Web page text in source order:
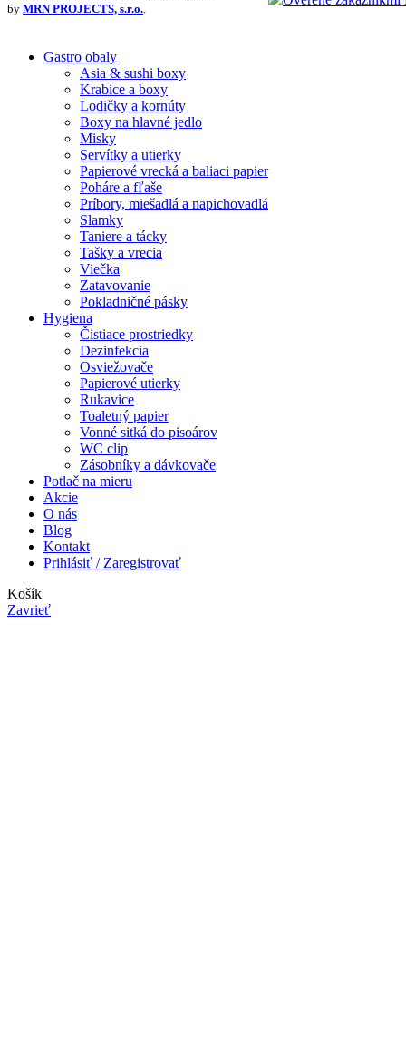
by MRN PROJECTS, s.r.o..
Gastro obaly
Asia & sushi boxy
Krabice a boxy
Lodičky a kornúty
Boxy na hlavné jedlo
Misky
Servítky a utierky
Papierové vrecká a baliaci papier
Poháre a fľaše
Príbory, miešadlá a napichovadlá
Slamky
Taniere a tácky
Tašky a vrecia
Viečka
Zatavovanie
Pokladničné pásky
Hygiena
Čistiace prostriedky
Dezinfekcia
Osviežovače
Papierové utierky
Rukavice
Toaletný papier
Vonné sitká do pisoárov
WC clip
Zásobníky a dávkovače
Potlač na mieru
Akcie
O nás
Blog
Kontakt
Prihlásiť / Zaregistrovať
Košík
Zavrieť